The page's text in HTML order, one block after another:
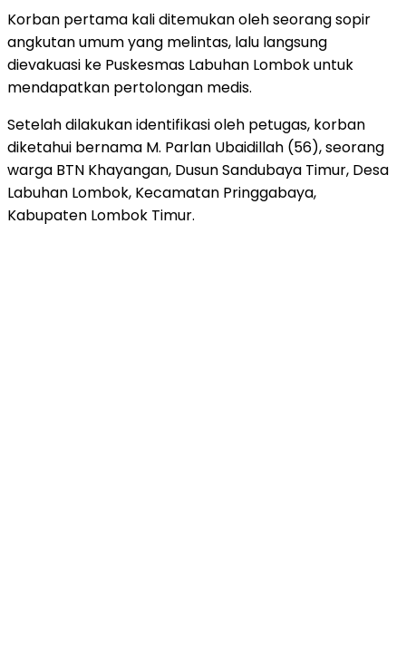
Korban pertama kali ditemukan oleh seorang sopir
angkutan umum yang melintas, lalu langsung
dievakuasi ke Puskesmas Labuhan Lombok untuk
mendapatkan pertolongan medis.
Setelah dilakukan identifikasi oleh petugas, korban
diketahui bernama M. Parlan Ubaidillah (56), seorang
warga BTN Khayangan, Dusun Sandubaya Timur, Desa
Labuhan Lombok, Kecamatan Pringgabaya,
Kabupaten Lombok Timur.